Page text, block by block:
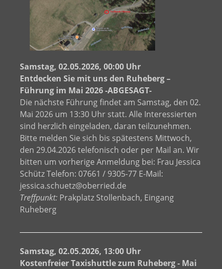
Samstag, 02.05.2026, 00:00 Uhr
Entdecken Sie mit uns den Ruheberg –
Führung im Mai 2026 -ABGESAGT-
Die nächste Führung findet am Samstag, den 02.
Mai 2026 um 13:30 Uhr statt. Alle Interessierten
sind herzlich eingeladen, daran teilzunehmen.
Bitte melden Sie sich bis spätestens Mittwoch,
den 29.04.2026 telefonisch oder per Mail an. Wir
bitten um vorherige Anmeldung bei: Frau Jessica
Schütz Telefon: 07661 / 9305-77 E-Mail:
jessica.schuetz@oberried.de
Treffpunkt: Prakplatz Stollenbach, Eingang
Ruheberg
Samstag, 02.05.2026, 13:00 Uhr
Kostenfreier Taxishuttle zum Ruheberg - Mai